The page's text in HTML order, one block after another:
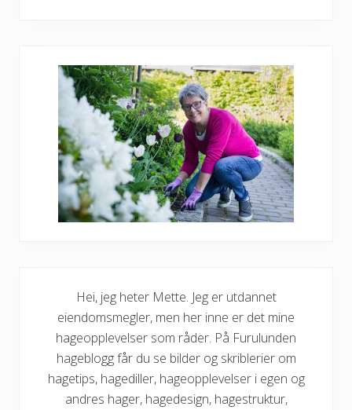
Hei, jeg heter Mette. Jeg er utdannet
eiendomsmegler, men her inne er det mine
hageopplevelser som råder. På Furulunden
hageblogg får du se bilder og skriblerier om
hagetips, hagediller, hageopplevelser i egen og
andres hager, hagedesign, hagestruktur,